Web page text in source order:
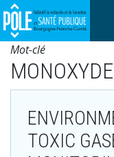
Aller
au
contenu
principal
Mot-clé
TOXIC